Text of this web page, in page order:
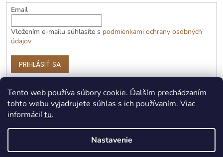
Tento web používa súbory cookie. Ďalším prechádzaním
tohto webu vyjadrujete súhlas s ich používaním. Viac
informáciítu.
Nastavenie
Email
Vložením e-mailu súhlasíte s podmienkami ochrany osobných
údajov
PRIHLÁSIŤ SA
Vytvoril Shoptet Premium